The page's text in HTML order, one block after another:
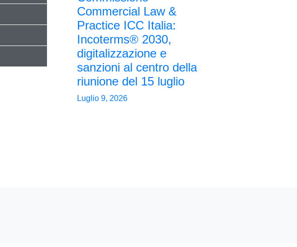
Commercial Law &
Practice ICC Italia:
Incoterms® 2030,
digitalizzazione e
sanzioni al centro della
riunione del 15 luglio
Luglio 9, 2026